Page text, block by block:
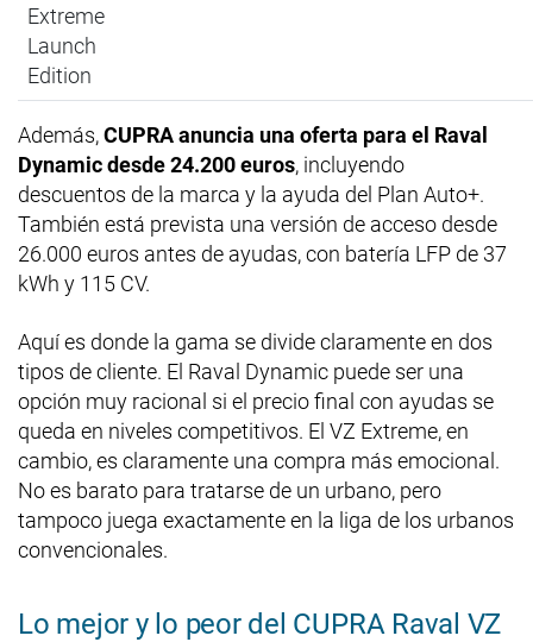
Extreme
Launch
Edition
Además,CUPRA anuncia una oferta para el Raval
Dynamic desde 24.200 euros, incluyendo
descuentos de la marca y la ayuda del Plan Auto+.
También está prevista una versión de acceso desde
26.000 euros antes de ayudas, con batería LFP de 37
kWh y 115 CV.
Aquí es donde la gama se divide claramente en dos
tipos de cliente. El Raval Dynamic puede ser una
opción muy racional si el precio final con ayudas se
queda en niveles competitivos. El VZ Extreme, en
cambio, es claramente una compra más emocional.
No es barato para tratarse de un urbano, pero
tampoco juega exactamente en la liga de los urbanos
convencionales.
Lo mejor y lo peor del CUPRA Raval VZ